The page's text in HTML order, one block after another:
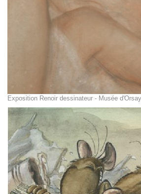
Exposition Renoir dessinateur - Musée